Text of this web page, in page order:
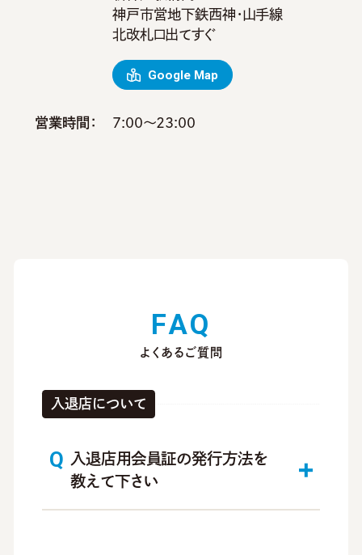
神戸市営地下鉄西神・山手線
北改札口出てすぐ
Google Map
営業時間： 7:00～23:00
FAQ
よくあるご質問
入退店について
入退店用会員証の発行方法を
教えて下さい